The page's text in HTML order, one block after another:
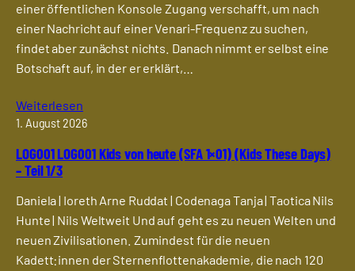
einer öffentlichen Konsole Zugang verschafft, um nach
einer Nachricht auf einer Venari-Frequenz zu suchen,
findet aber zunächst nichts. Danach nimmt er selbst eine
Botschaft auf, in der er erklärt,…
Weiterlesen
1. August 2026
LOG001 LOG001 Kids von heute (SFA 1×01) (Kids These Days)
– Teil 1/3
Daniela | Ioreth Arne Ruddat | Codenaga Tanja | Taotica Nils
Hunte | Nils Weltweit Und auf geht es zu neuen Welten und
neuen Zivilisationen. Zumindest für die neuen
Kadett:innen der Sternenflottenakademie, die nach 120